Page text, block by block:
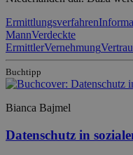
Ermittlungsverfahren
MannVerdeckte
ErmittlerVernehmung
Buchtipp
Bianca Bajmel
Datenschutz in